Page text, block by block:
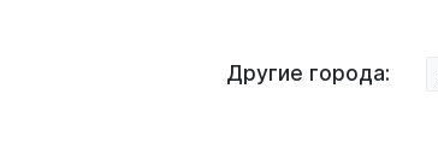
Другие города: